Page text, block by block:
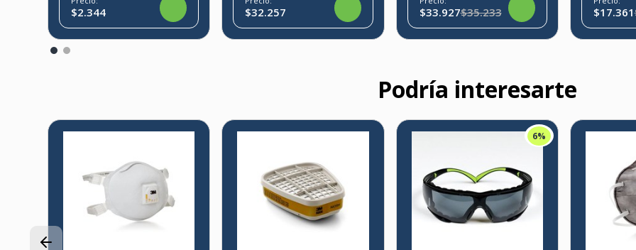
$2.344 $32.257 $33.927$35.233 $17.361
Podría interesarte
6%